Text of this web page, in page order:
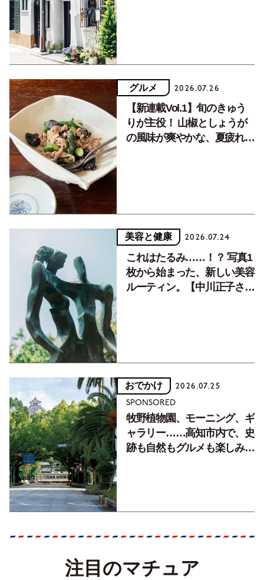
グルメ 2026.07.26
【新連載Vol.1】旬のきゅう
りが主役！ 山椒としょうが
の風味が爽やかな、夏疲れを
美容と健康 2026.07.24
これはたるみ……！？ 写真1
枚から始まった、新しい美容
ルーティン。【中川正子さん
おでかけ 2026.07.25
SPONSORED
牧野植物園、モーニング、ギ
ャラリー……高知市内で、史
跡も自然もグルメも楽しみ尽
注目のマチュア